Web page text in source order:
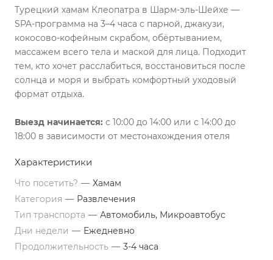
Турецкий хамам Клеопатра в Шарм-эль-Шейхе —
SPA-программа на 3–4 часа с парной, джакузи,
кокосово-кофейным скрабом, обёртыванием,
массажем всего тела и маской для лица. Подходит
тем, кто хочет расслабиться, восстановиться после
солнца и моря и выбрать комфортный уходовый
формат отдыха.
Выезд начинается: с 10:00 до 14:00 или с 14:00 до
18:00 в зависимости от местонахождения отеля
Характеристики
Что посетить? — Хамам
Категория — Развлечения
Тип транспорта — Автомобиль, Микроавтобус
Дни недели — Ежедневно
Продолжительность — 3-4 часа